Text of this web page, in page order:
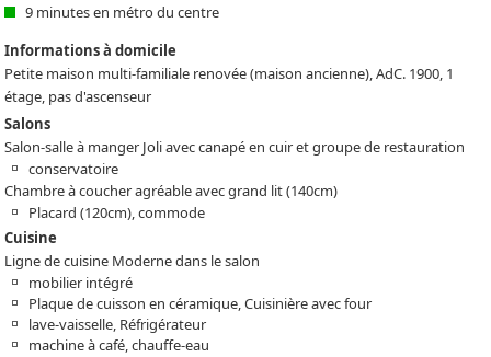
9 minutes en métro du centre
Informations à domicile
Petite maison multi-familiale renovée (maison ancienne), AdC. 1900, 1
étage, pas d'ascenseur
Salons
Salon-salle à manger Joli avec canapé en cuir et groupe de restauration
conservatoire
Chambre à coucher agréable avec grand lit (140cm)
Placard (120cm), commode
Cuisine
Ligne de cuisine Moderne dans le salon
mobilier intégré
Plaque de cuisson en céramique, Cuisinière avec four
lave-vaisselle, Réfrigérateur
machine à café, chauffe-eau